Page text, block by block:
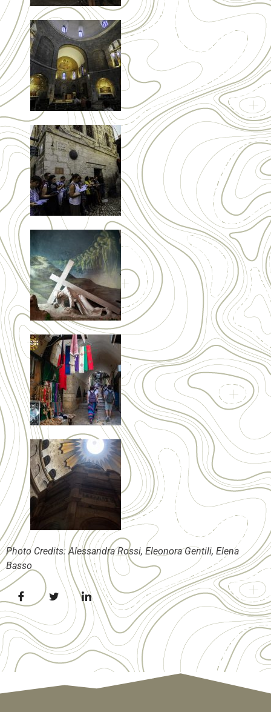
Photo Credits: Alessandra Rossi, Eleonora Gentili, Elena
Basso